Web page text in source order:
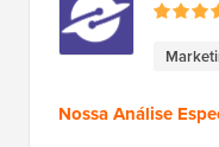
Nossa Análise